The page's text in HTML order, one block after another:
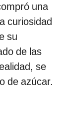
una
curiosidad
su
de las
se
de azúcar.